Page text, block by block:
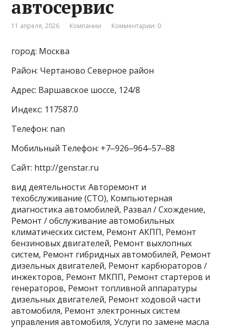
автосервис
11 апреля, 2026 Компании Комментарии: 0
город: Москва
Район: Чертаново Северное район
Адрес: Варшавское шоссе, 124/8
Индекс: 117587.0
Телефон: nan
Мобильный Телефон: +7‒926‒964‒57‒88
Сайт: http://genstar.ru
вид деятельности: Авторемонт и
техобслуживание (СТО), Компьютерная
диагностика автомобилей, Развал / Схождение,
Ремонт / обслуживание автомобильных
климатических систем, Ремонт АКПП, Ремонт
бензиновых двигателей, Ремонт выхлопных
систем, Ремонт гибридных автомобилей, Ремонт
дизельных двигателей, Ремонт карбюраторов /
инжекторов, Ремонт МКПП, Ремонт стартеров и
генераторов, Ремонт топливной аппаратуры
дизельных двигателей, Ремонт ходовой части
автомобиля, Ремонт электронных систем
управления автомобиля, Услуги по замене масла